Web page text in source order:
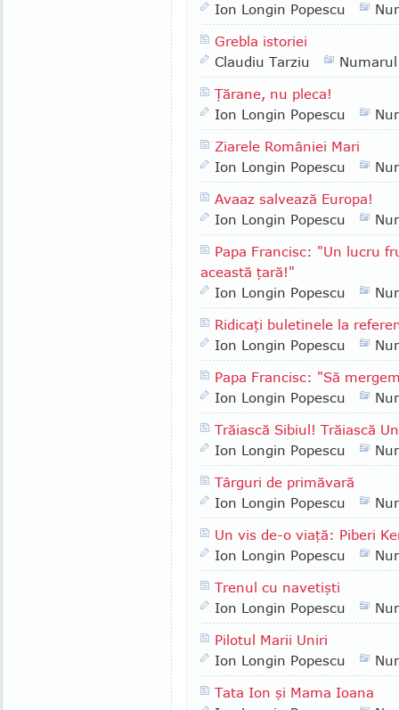
Ion Longin Popescu
Grebla istoriei
Claudiu Tarziu
Ţărane, nu pleca!
Ion Longin Popescu
Ziarele României Mari
Ion Longin Popescu
Avaaz salvează Europa!
Ion Longin Popescu
Papa Francisc: "Un lucru
această ţară!"
Ion Longin Popescu
Ridicaţi buletinele la
Ion Longin Popescu
Papa Francisc: "Să
Ion Longin Popescu
Trăiască Sibiul! Trăiască
Ion Longin Popescu
Târguri de primăvară
Ion Longin Popescu
Un vis de-o viaţă: Piberi
Ion Longin Popescu
Trenul cu navetişti
Ion Longin Popescu
Pilotul Marii Uniri
Ion Longin Popescu
Tata Ion şi Mama Ioana